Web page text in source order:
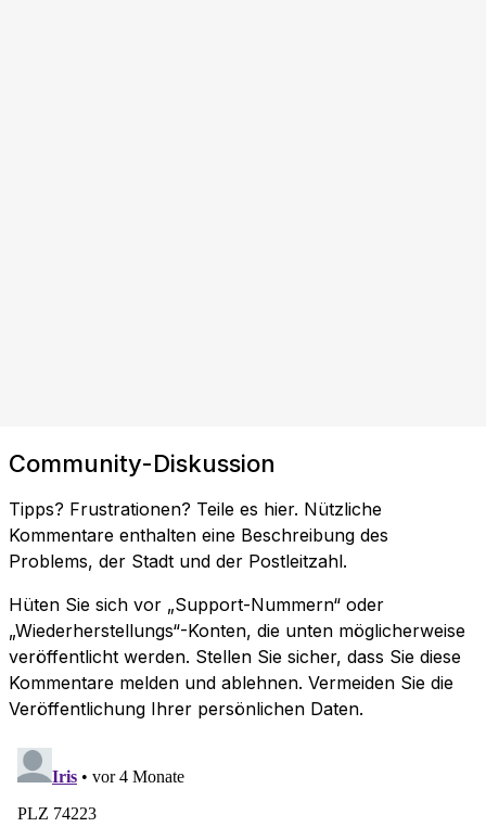
Community-Diskussion
Tipps? Frustrationen? Teile es hier. Nützliche
Kommentare enthalten eine Beschreibung des
Problems, der Stadt und der Postleitzahl.
Hüten Sie sich vor „Support-Nummern“ oder
„Wiederherstellungs“-Konten, die unten möglicherweise
veröffentlicht werden. Stellen Sie sicher, dass Sie diese
Kommentare melden und ablehnen. Vermeiden Sie die
Veröffentlichung Ihrer persönlichen Daten.